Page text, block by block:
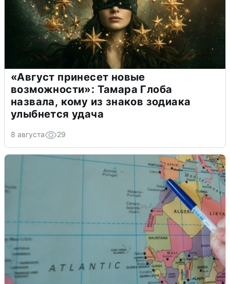
«Август принесет новые
возможности»: Тамара Глоба
назвала, кому из знаков зодиака
улыбнется удача
8 августа 29